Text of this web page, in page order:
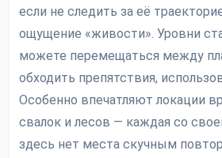
если не следить за её
ощущение «живости». Уровни
можете перемещаться между
обходить препятствия,
Особенно впечатляют локации
свалок и лесов — каждая со
здесь нет места скучным